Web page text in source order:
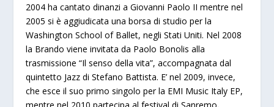
2004 ha cantato dinanzi a Giovanni Paolo II mentre nel
2005 si è aggiudicata una borsa di studio per la
Washington School of Ballet, negli Stati Uniti. Nel 2008
la Brando viene invitata da Paolo Bonolis alla
trasmissione “Il senso della vita”, accompagnata dal
quintetto Jazz di Stefano Battista. E’ nel 2009, invece,
che esce il suo primo singolo per la EMI Music Italy EP,